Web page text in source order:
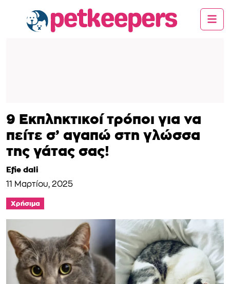
9 Εκπληκτικοί τρόποι για να
πείτε σ’ αγαπώ στη γλώσσα
της γάτας σας!
Efie dali
11 Μαρτίου, 2025
Χρήσιμα